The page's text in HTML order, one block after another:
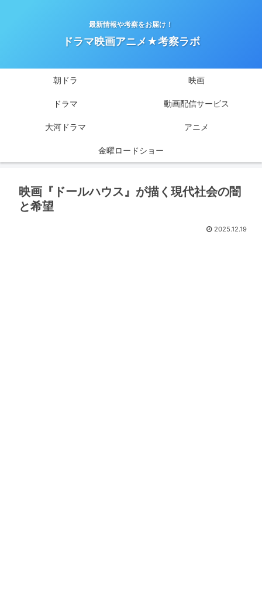
最新情報や考察をお届け！
ドラマ映画アニメ★考察ラボ
朝ドラ 映画
ドラマ 動画配信サービス
大河ドラマ アニメ
金曜ロードショー
映画『ドールハウス』が描く現代社会の闇
と希望
2025.12.19